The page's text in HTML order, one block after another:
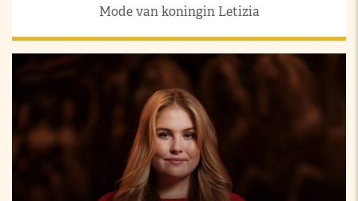
Mode van koningin Letizia